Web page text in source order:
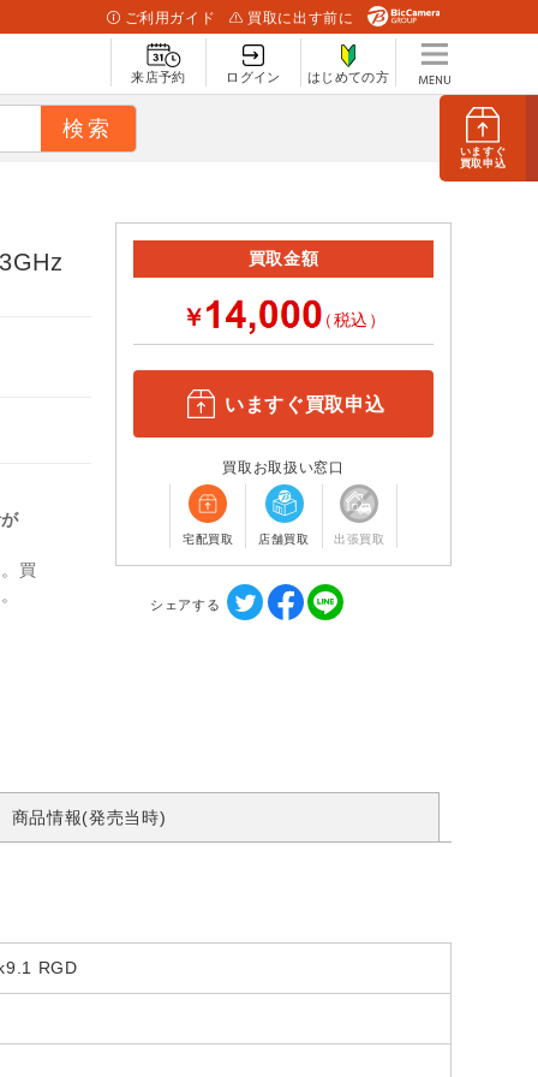
いますぐ
買取申込
ご利用ガイド 買取に出す前に
来店予約 ログイン はじめての方
買
買取金額
￥ （税込）
いますぐ買取申込
買取お取扱い窓口
宅配買取 店舗買取 出張買取
シェアする
商品情報(発売当時)
RGD